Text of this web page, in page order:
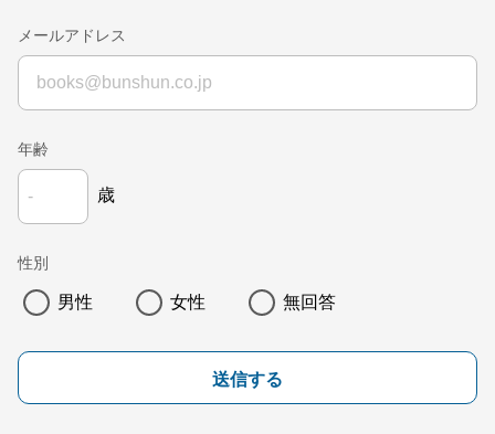
メールアドレス
年齢
歳
性別
男性 女性 無回答
送信する